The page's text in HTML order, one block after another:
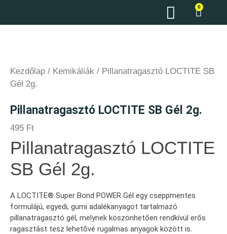
0
Kezdőlap / Kemikáliák / Pillanatragasztó LOCTITE SB
Gél 2g.
Pillanatragasztó LOCTITE SB Gél 2g.
495 Ft
Pillanatragasztó LOCTITE
SB Gél 2g.
A LOCTITE® Super Bond POWER Gél egy cseppmentes
formulájú, egyedi, gumi adalékanyagot tartalmazó
pillanatragasztó gél, melynek köszönhetően rendkívül erős
ragasztást tesz lehetővé rugalmas anyagok között is.